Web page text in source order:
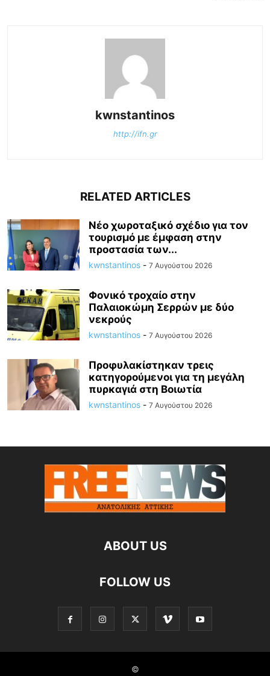
kwnstantinos
http://ifn.gr
RELATED ARTICLES
Νέο χωροταξικό σχέδιο για τον
τουρισμό με έμφαση στην
προστασία των...
kwnstantinos - 7 Αυγούστου 2026
Φονικό τροχαίο στην
Παλαιοκώμη Σερρών με δύο
νεκρούς
kwnstantinos - 7 Αυγούστου 2026
Προφυλακίστηκαν τρεις
κατηγορούμενοι για τη μεγάλη
πυρκαγιά στη Βοιωτία
kwnstantinos - 7 Αυγούστου 2026
ABOUT US
FOLLOW US
©